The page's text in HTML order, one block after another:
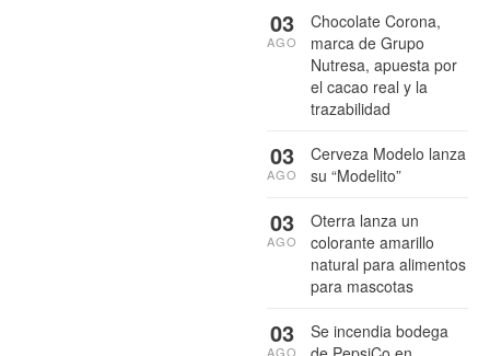
Chocolate Corona,
marca de Grupo
Nutresa, apuesta por
el cacao real y la
trazabilidad
03
AGO
Cerveza Modelo lanza
su “Modelito”
03
AGO
Oterra lanza un
colorante amarillo
natural para alimentos
para mascotas
03
AGO
Se incendia bodega
03
AGO